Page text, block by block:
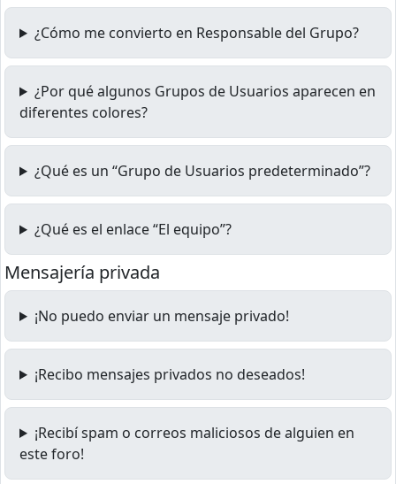
¿Cómo me convierto en Responsable del Grupo?
¿Por qué algunos Grupos de Usuarios aparecen en
diferentes colores?
¿Qué es un “Grupo de Usuarios predeterminado”?
¿Qué es el enlace “El equipo”?
Mensajería privada
¡No puedo enviar un mensaje privado!
¡Recibo mensajes privados no deseados!
¡Recibí spam o correos maliciosos de alguien en
este foro!